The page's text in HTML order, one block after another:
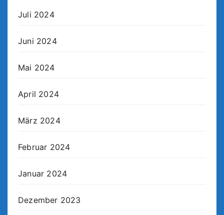
Juli 2024
Juni 2024
Mai 2024
April 2024
März 2024
Februar 2024
Januar 2024
Dezember 2023